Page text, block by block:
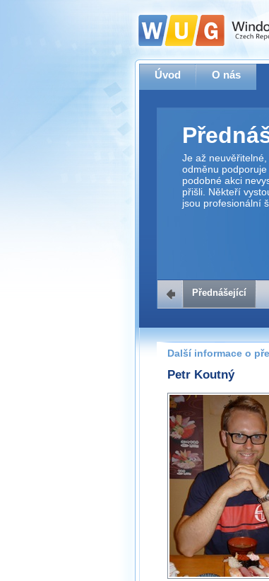
Úvod O nás
Je až
odměnu
podobné akci
přišli. Někteří
jsou profesionální
Přednášející
Další informace o
Petr Koutný